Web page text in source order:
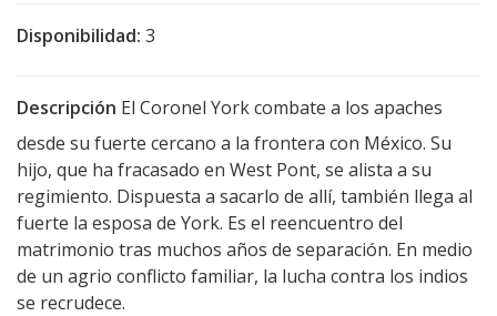
Disponibilidad: 3
Descripción El Coronel York combate a los apaches
desde su fuerte cercano a la frontera con México. Su
hijo, que ha fracasado en West Pont, se alista a su
regimiento. Dispuesta a sacarlo de allí, también llega al
fuerte la esposa de York. Es el reencuentro del
matrimonio tras muchos años de separación. En medio
de un agrio conflicto familiar, la lucha contra los indios
se recrudece.